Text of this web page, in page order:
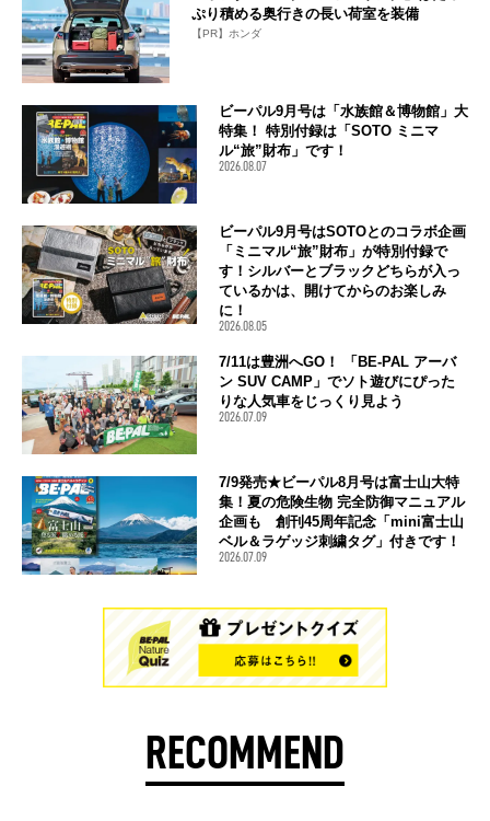
ぷり積める奥行きの長い荷室を装備
【PR】ホンダ
ビーパル9月号は「水族館＆博物館」大
特集！ 特別付録は「SOTO ミニマ
ル“旅”財布」です！
2026.08.07
ビーパル9月号はSOTOとのコラボ企画
「ミニマル“旅”財布」が特別付録で
す！シルバーとブラックどちらが入っ
ているかは、開けてからのお楽しみ
に！
2026.08.05
7/11は豊洲へGO！ 「BE-PAL アーバ
ン SUV CAMP」でソト遊びにぴった
りな人気車をじっくり見よう
2026.07.09
7/9発売★ビーパル8月号は富士山大特
集！夏の危険生物 完全防御マニュアル
企画も 創刊45周年記念「mini富士山
ベル＆ラゲッジ刺繍タグ」付きです！
2026.07.09
RECOMMEND